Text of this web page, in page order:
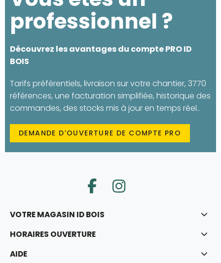
professionnel ?
Découvrez les avantages du compte PRO ID
BOIS
Tarifs préférentiels, livraison sur votre chantier, 3770
références, une facturation simplifiée, historique des
commandes, des stocks mis à jour en temps réel..
DEMANDE D’OUVERTURE DE COMPTE PRO
VOTRE MAGASIN ID BOIS
HORAIRES OUVERTURE
AIDE